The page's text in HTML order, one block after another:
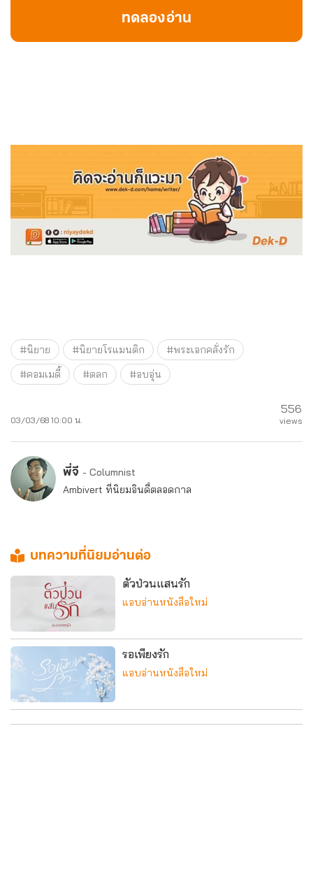
ทดลองอ่าน
#นิยาย #นิยายโรแมนติก
#พระเอกคลั่งรัก
#คอมเมดี้
#ตลก #อบอุ่น
03/03/68 10:00 น.
556
views
พี่จี - Columnist
Ambivert ที่นิยมอินดี้ตลอดกาล
บทความที่นิยมอ่านต่อ
ตัวป่วนแสนรัก
แอบอ่านหนังสือใหม่
รอเพียงรัก
แอบอ่านหนังสือใหม่